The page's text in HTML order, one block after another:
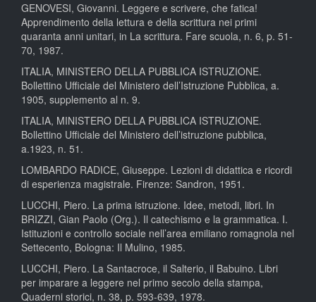
GENOVESI, Giovanni. Leggere e scrivere, che fatica!
Apprendimento della lettura e della scrittura nei primi
quaranta anni unitari, in La scrittura. Fare scuola, n. 6, p. 51-
70, 1987.
ITALIA, MINISTERO DELLA PUBBLICA ISTRUZIONE.
Bollettino Ufficiale del Ministero dell’Istruzione Pubblica, a.
1905, supplemento al n. 9.
ITALIA, MINISTERO DELLA PUBBLICA ISTRUZIONE.
Bollettino Ufficiale del Ministero dell’istruzione pubblica,
a.1923, n. 51.
LOMBARDO RADICE, Giuseppe. Lezioni di didattica e ricordi
di esperienza magistrale. Firenze: Sandron, 1951.
LUCCHI, Piero. La prima istruzione. Idee, metodi, libri. In
BRIZZI, Gian Paolo (Org.). Il catechismo e la grammatica. I.
Istituzioni e controllo sociale nell’area emiliano romagnola nel
Settecento, Bologna: Il Mulino, 1985.
LUCCHI, Piero. La Santacroce, il Salterio, il Babuino. Libri
per imparare a leggere nel primo secolo della stampa,
Quaderni storici, n. 38, p. 593-639, 1978.